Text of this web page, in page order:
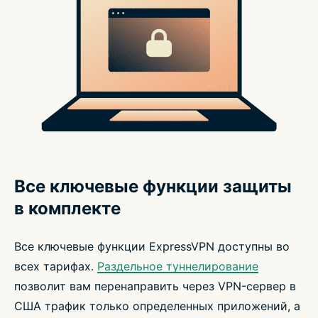
Все ключевые функции защиты
в комплекте
Все ключевые функции ExpressVPN доступны во
всех тарифах. Раздельное туннелирование
позволит вам перенаправить через VPN-сервер в
США трафик только определенных приложений, а